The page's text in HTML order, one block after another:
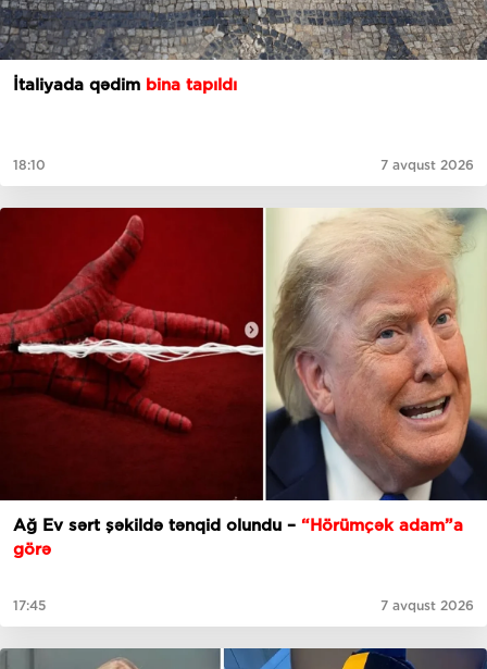
İtaliyada qədim bina tapıldı
18:10 7 avqust 2026
Ağ Ev sərt şəkildə tənqid olundu – “Hörümçək adam”a
görə
17:45 7 avqust 2026